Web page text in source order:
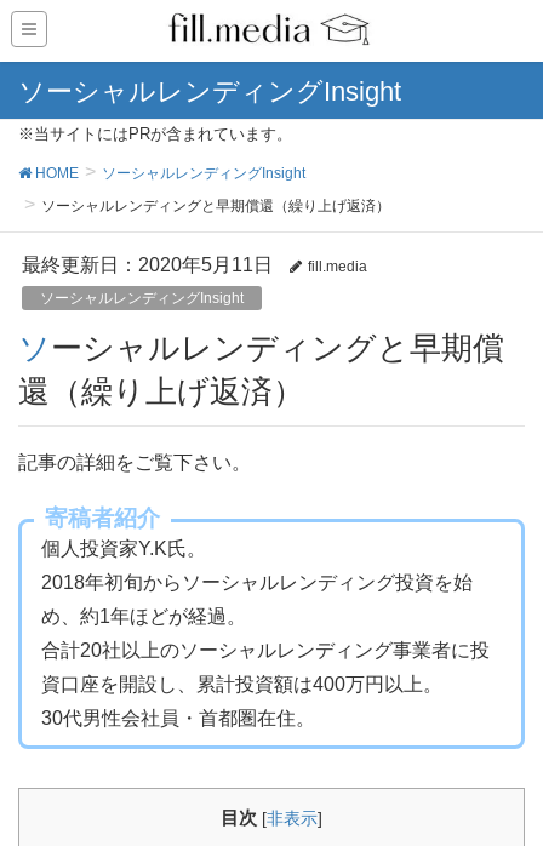
ソーシャルレンディングInsight
※当サイトにはPRが含まれています。
HOME
ソーシャルレンディングInsight
ソーシャルレンディングと早期償還（繰り上げ返済）
最終更新日：2020年5月11日
fill.media
ソーシャルレンディングInsight
ソーシャルレンディングと早期償
還（繰り上げ返済）
記事の詳細をご覧下さい。
寄稿者紹介
個人投資家Y.K氏。
2018年初旬からソーシャルレンディング投資を始
め、約1年ほどが経過。
合計20社以上のソーシャルレンディング事業者に投
資口座を開設し、累計投資額は400万円以上。
30代男性会社員・首都圏在住。
目次 [非表示]